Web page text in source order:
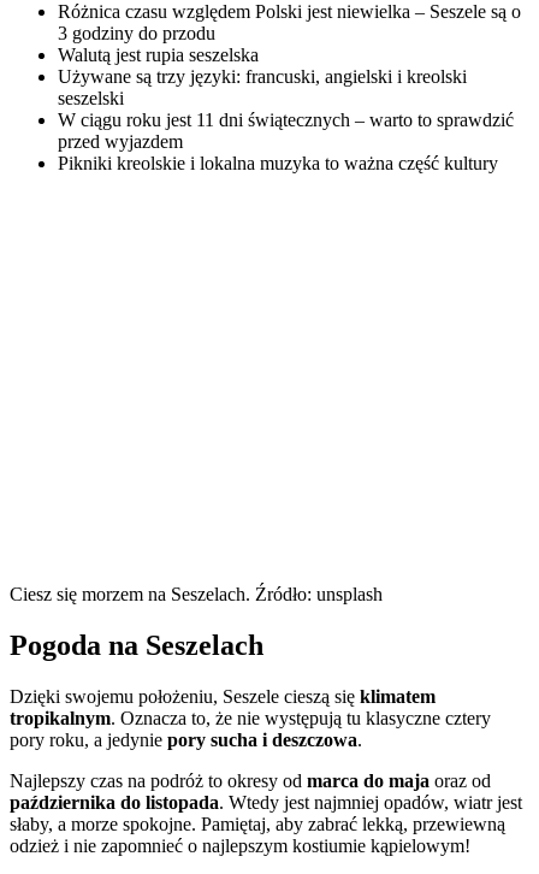
Różnica czasu względem Polski jest niewielka – Seszele są o
3 godziny do przodu
Walutą jest rupia seszelska
Używane są trzy języki: francuski, angielski i kreolski
seszelski
W ciągu roku jest 11 dni świątecznych – warto to sprawdzić
przed wyjazdem
Pikniki kreolskie i lokalna muzyka to ważna część kultury
Ciesz się morzem na Seszelach. Źródło: unsplash
Pogoda na Seszelach
Dzięki swojemu położeniu, Seszele cieszą się klimatem
tropikalnym. Oznacza to, że nie występują tu klasyczne cztery
pory roku, a jedynie pory sucha i deszczowa.
Najlepszy czas na podróż to okresy od marca do maja oraz od
października do listopada. Wtedy jest najmniej opadów, wiatr jest
słaby, a morze spokojne. Pamiętaj, aby zabrać lekką, przewiewną
odzież i nie zapomnieć o najlepszym kostiumie kąpielowym!